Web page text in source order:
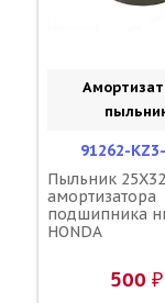
91262-
Пыльник
амортизатора
подшипника
HONDA
500 ₽